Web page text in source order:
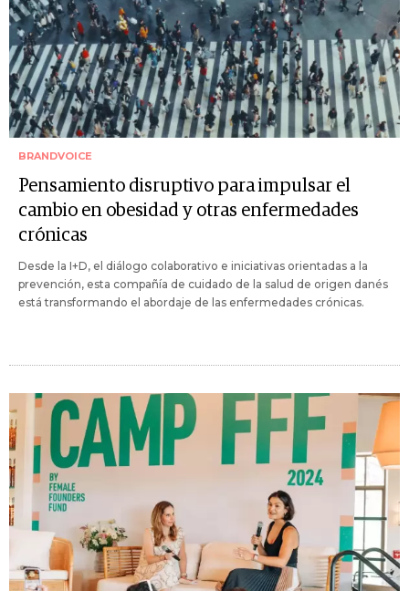
BRANDVOICE
Pensamiento disruptivo para impulsar el
cambio en obesidad y otras enfermedades
crónicas
Desde la I+D, el diálogo colaborativo e iniciativas orientadas a la
prevención, esta compañía de cuidado de la salud de origen danés
está transformando el abordaje de las enfermedades crónicas.